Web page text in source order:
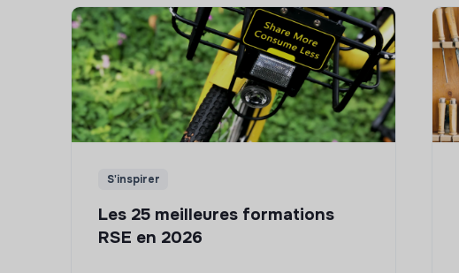
S'inspirer
Les 25 meilleures formations
RSE en 2026